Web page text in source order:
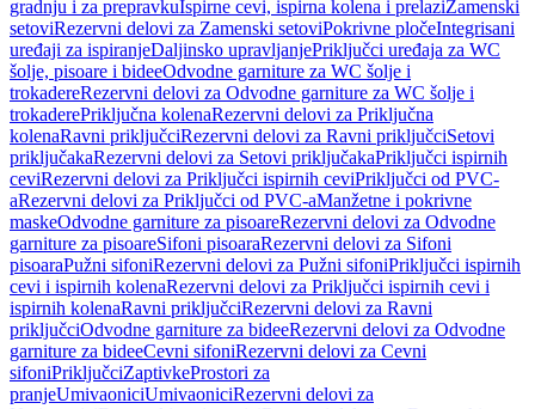
gradnju i za prepravkuIspirne cevi, ispirna kolena i prelaziZamenski
setoviRezervni delovi za Zamenski setoviPokrivne pločeIntegrisani
uređaji za ispiranjeDaljinsko upravljanjePriključci uređaja za WC
šolje, pisoare i bideeOdvodne garniture za WC šolje i
trokadereRezervni delovi za Odvodne garniture za WC šolje i
trokaderePriključna kolenaRezervni delovi za Priključna
kolenaRavni priključciRezervni delovi za Ravni priključciSetovi
priključakaRezervni delovi za Setovi priključakaPriključci ispirnih
ceviRezervni delovi za Priključci ispirnih ceviPriključci od PVC-
aRezervni delovi za Priključci od PVC-aManžetne i pokrivne
maskeOdvodne garniture za pisoareRezervni delovi za Odvodne
garniture za pisoareSifoni pisoaraRezervni delovi za Sifoni
pisoaraPužni sifoniRezervni delovi za Pužni sifoniPriključci ispirnih
cevi i ispirnih kolenaRezervni delovi za Priključci ispirnih cevi i
ispirnih kolenaRavni priključciRezervni delovi za Ravni
priključciOdvodne garniture za bideeRezervni delovi za Odvodne
garniture za bideeCevni sifoniRezervni delovi za Cevni
sifoniPriključciZaptivkeProstori za
pranjeUmivaoniciUmivaoniciRezervni delovi za